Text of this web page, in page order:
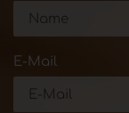
E-Mail